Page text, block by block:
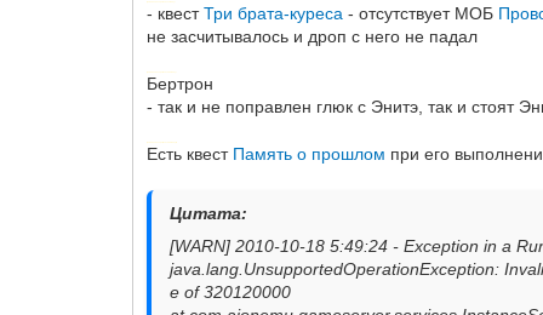
- квестТри брата-куреса - отсутствует МОБ
не засчитывалось и дроп с него не падал
Бертрон
- так и не поправлен глюк с Энитэ, так и
Есть квест Память о прошлом при его
Цитата:
[WARN] 2010-10-18 5:49:24 - Exception in a
java.lang.UnsupportedOperationException:
e of 320120000